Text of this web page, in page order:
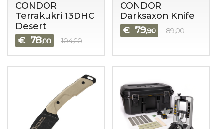
CONDOR
Terrakukri 13DHC
Desert
€ 78,00 104,00
CONDOR
Darksaxon Knife
€ 79,90 89,00